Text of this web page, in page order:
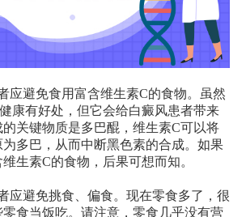
避免食用富含维生素C的食物。虽然
康有好处，但它会给白癜风患者带来
关键物质是多巴醌，维生素C可以将
多巴，从而中断黑色素的合成。如果
生素C的食物，后果可想而知。
避免挑食、偏食。现在零食多了，很
食当饭吃。请注意，零食几乎没有营